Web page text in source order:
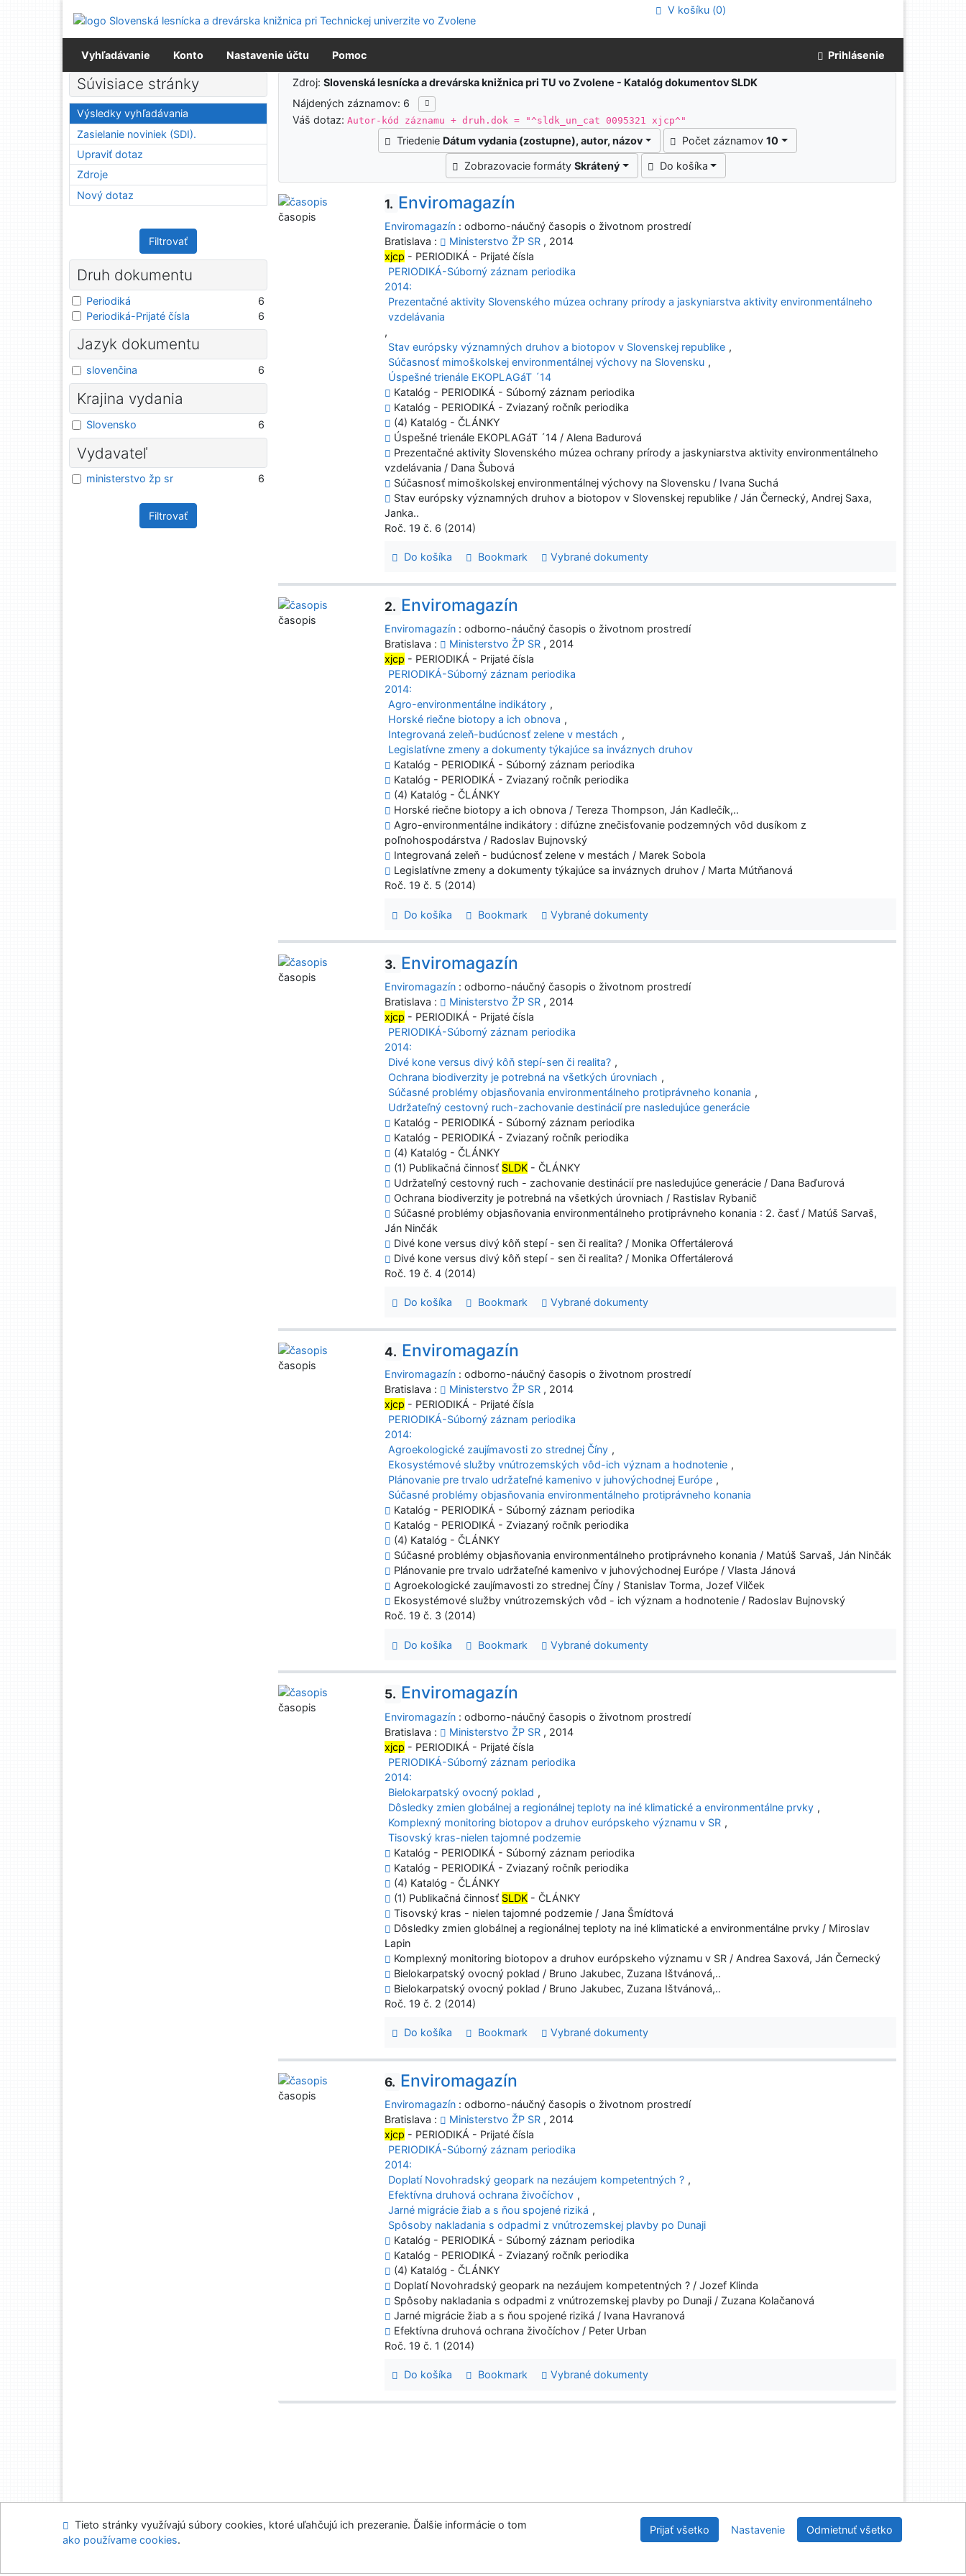
Prejsť na menu
Prehlásenie o webovej prístupnosti
V košíku (0)
Vyhľadávanie Konto Nastavenie účtu Pomoc Prihlásenie
Výsledky vyhľadávania
Zdroj:Slovenská lesnícka a drevárska knižnica pri TU vo Zvolene - Katalóg dokumentov SLDK
Nájdených záznamov: 6
Váš dotaz:Autor-kód záznamu + druh.dok = "^sldk_un_cat 0095321 xjcp^"
Triedenie Dátum vydania (zostupne), autor, názov Počet záznamov10
Zobrazovacie formátySkrátený Do košíka
1. Enviromagazín
Enviromagazín : odborno-náučný časopis o životnom prostredí
Bratislava :
Ministerstvo ŽP SR , 2014
xjcp - PERIODIKÁ - Prijaté čísla
PERIODIKÁ-Súborný záznam periodika
2014:
Prezentačné aktivity Slovenského múzea ochrany prírody a jaskyniarstva aktivity environmentálneho
vzdelávania
,
Stav európsky významných druhov a biotopov v Slovenskej republike ,
Súčasnosť mimoškolskej environmentálnej výchovy na Slovensku ,
Úspešné trienále EKOPLAGáT ´14
Katalóg - PERIODIKÁ - Súborný záznam periodika
Katalóg - PERIODIKÁ - Zviazaný ročník periodika
(4) Katalóg - ČLÁNKY
Úspešné trienále EKOPLAGáT ´14 / Alena Badurová
Prezentačné aktivity Slovenského múzea ochrany prírody a jaskyniarstva aktivity environmentálneho
vzdelávania / Dana Šubová
Súčasnosť mimoškolskej environmentálnej výchovy na Slovensku / Ivana Suchá
Stav európsky významných druhov a biotopov v Slovenskej republike / Ján Černecký, Andrej Saxa,
Janka..
Roč. 19 č. 6 (2014)
Do košíka Bookmark Vybrané dokumenty
časopis
2. Enviromagazín
Enviromagazín : odborno-náučný časopis o životnom prostredí
Bratislava :
Ministerstvo ŽP SR , 2014
xjcp - PERIODIKÁ - Prijaté čísla
PERIODIKÁ-Súborný záznam periodika
2014:
Agro-environmentálne indikátory ,
Horské riečne biotopy a ich obnova ,
Integrovaná zeleň-budúcnosť zelene v mestách ,
Legislatívne zmeny a dokumenty týkajúce sa inváznych druhov
Katalóg - PERIODIKÁ - Súborný záznam periodika
Katalóg - PERIODIKÁ - Zviazaný ročník periodika
(4) Katalóg - ČLÁNKY
Horské riečne biotopy a ich obnova / Tereza Thompson, Ján Kadlečík,..
Agro-environmentálne indikátory : difúzne znečisťovanie podzemných vôd dusíkom z
poľnohospodárstva / Radoslav Bujnovský
Integrovaná zeleň - budúcnosť zelene v mestách / Marek Sobola
Legislatívne zmeny a dokumenty týkajúce sa inváznych druhov / Marta Mútňanová
Roč. 19 č. 5 (2014)
Do košíka Bookmark Vybrané dokumenty
časopis
3. Enviromagazín
Enviromagazín : odborno-náučný časopis o životnom prostredí
Bratislava :
Ministerstvo ŽP SR , 2014
xjcp - PERIODIKÁ - Prijaté čísla
PERIODIKÁ-Súborný záznam periodika
2014:
Divé kone versus divý kôň stepí-sen či realita? ,
Ochrana biodiverzity je potrebná na všetkých úrovniach ,
Súčasné problémy objasňovania environmentálneho protiprávneho konania ,
Udržateľný cestovný ruch-zachovanie destinácií pre nasledujúce generácie
Katalóg - PERIODIKÁ - Súborný záznam periodika
Katalóg - PERIODIKÁ - Zviazaný ročník periodika
(4) Katalóg - ČLÁNKY
(1) Publikačná činnosť SLDK - ČLÁNKY
Udržateľný cestovný ruch - zachovanie destinácií pre nasledujúce generácie / Dana Baďurová
Ochrana biodiverzity je potrebná na všetkých úrovniach / Rastislav Rybanič
Súčasné problémy objasňovania environmentálneho protiprávneho konania : 2. časť / Matúš Sarvaš,
Ján Ninčák
Divé kone versus divý kôň stepí - sen či realita? / Monika Offertálerová
Divé kone versus divý kôň stepí - sen či realita? / Monika Offertálerová
Roč. 19 č. 4 (2014)
Do košíka Bookmark Vybrané dokumenty
časopis
4. Enviromagazín
Enviromagazín : odborno-náučný časopis o životnom prostredí
Bratislava :
Ministerstvo ŽP SR , 2014
xjcp - PERIODIKÁ - Prijaté čísla
PERIODIKÁ-Súborný záznam periodika
2014:
Agroekologické zaujímavosti zo strednej Číny ,
Ekosystémové služby vnútrozemských vôd-ich význam a hodnotenie ,
Plánovanie pre trvalo udržateľné kamenivo v juhovýchodnej Európe ,
Súčasné problémy objasňovania environmentálneho protiprávneho konania
Katalóg - PERIODIKÁ - Súborný záznam periodika
Katalóg - PERIODIKÁ - Zviazaný ročník periodika
(4) Katalóg - ČLÁNKY
Súčasné problémy objasňovania environmentálneho protiprávneho konania / Matúš Sarvaš, Ján Ninčák
Plánovanie pre trvalo udržateľné kamenivo v juhovýchodnej Európe / Vlasta Jánová
Agroekologické zaujímavosti zo strednej Číny / Stanislav Torma, Jozef Vilček
Ekosystémové služby vnútrozemských vôd - ich význam a hodnotenie / Radoslav Bujnovský
Roč. 19 č. 3 (2014)
Do košíka Bookmark Vybrané dokumenty
časopis
5. Enviromagazín
Enviromagazín : odborno-náučný časopis o životnom prostredí
Bratislava :
Ministerstvo ŽP SR , 2014
xjcp - PERIODIKÁ - Prijaté čísla
PERIODIKÁ-Súborný záznam periodika
2014:
Bielokarpatský ovocný poklad ,
Dôsledky zmien globálnej a regionálnej teploty na iné klimatické a environmentálne prvky ,
Komplexný monitoring biotopov a druhov európskeho významu v SR ,
Tisovský kras-nielen tajomné podzemie
Katalóg - PERIODIKÁ - Súborný záznam periodika
Katalóg - PERIODIKÁ - Zviazaný ročník periodika
(4) Katalóg - ČLÁNKY
(1) Publikačná činnosť SLDK - ČLÁNKY
Tisovský kras - nielen tajomné podzemie / Jana Šmídtová
Dôsledky zmien globálnej a regionálnej teploty na iné klimatické a environmentálne prvky / Miroslav
Lapin
Komplexný monitoring biotopov a druhov európskeho významu v SR / Andrea Saxová, Ján Černecký
Bielokarpatský ovocný poklad / Bruno Jakubec, Zuzana Ištvánová,..
Bielokarpatský ovocný poklad / Bruno Jakubec, Zuzana Ištvánová,..
Roč. 19 č. 2 (2014)
Do košíka Bookmark Vybrané dokumenty
časopis
6. Enviromagazín
Enviromagazín : odborno-náučný časopis o životnom prostredí
Bratislava :
Ministerstvo ŽP SR , 2014
xjcp - PERIODIKÁ - Prijaté čísla
PERIODIKÁ-Súborný záznam periodika
2014:
Doplatí Novohradský geopark na nezáujem kompetentných ? ,
Efektívna druhová ochrana živočíchov ,
Jarné migrácie žiab a s ňou spojené riziká ,
Spôsoby nakladania s odpadmi z vnútrozemskej plavby po Dunaji
Katalóg - PERIODIKÁ - Súborný záznam periodika
Katalóg - PERIODIKÁ - Zviazaný ročník periodika
(4) Katalóg - ČLÁNKY
Doplatí Novohradský geopark na nezáujem kompetentných ? / Jozef Klinda
Spôsoby nakladania s odpadmi z vnútrozemskej plavby po Dunaji / Zuzana Kolačanová
Jarné migrácie žiab a s ňou spojené riziká / Ivana Havranová
Efektívna druhová ochrana živočíchov / Peter Urban
Roč. 19 č. 1 (2014)
Do košíka Bookmark Vybrané dokumenty
časopis
Súvisiace stránky
Výsledky vyhľadávania
Zasielanie noviniek (SDI).
Upraviť dotaz
Zdroje
Nový dotaz
Filtrovať
Druh dokumentu
Periodiká
6
Periodiká-Prijaté čísla
6
Jazyk dokumentu
slovenčina 6
Krajina vydania
Slovensko 6
Vydavateľ
ministerstvo žp sr 6
Filtrovať
Mapa stránok Prístupnosť Súkromie
Modul OpenSearch
Slovenská lesnícka a drevárska knižnica pri Technickej univerzite
vo Zvolene
Tieto stránky využívajú súbory cookies, ktoré uľahčujú ich prezeranie. Ďalšie informácie o tom
ako používame cookies.
Prijať všetko Nastavenie Odmietnuť všetko